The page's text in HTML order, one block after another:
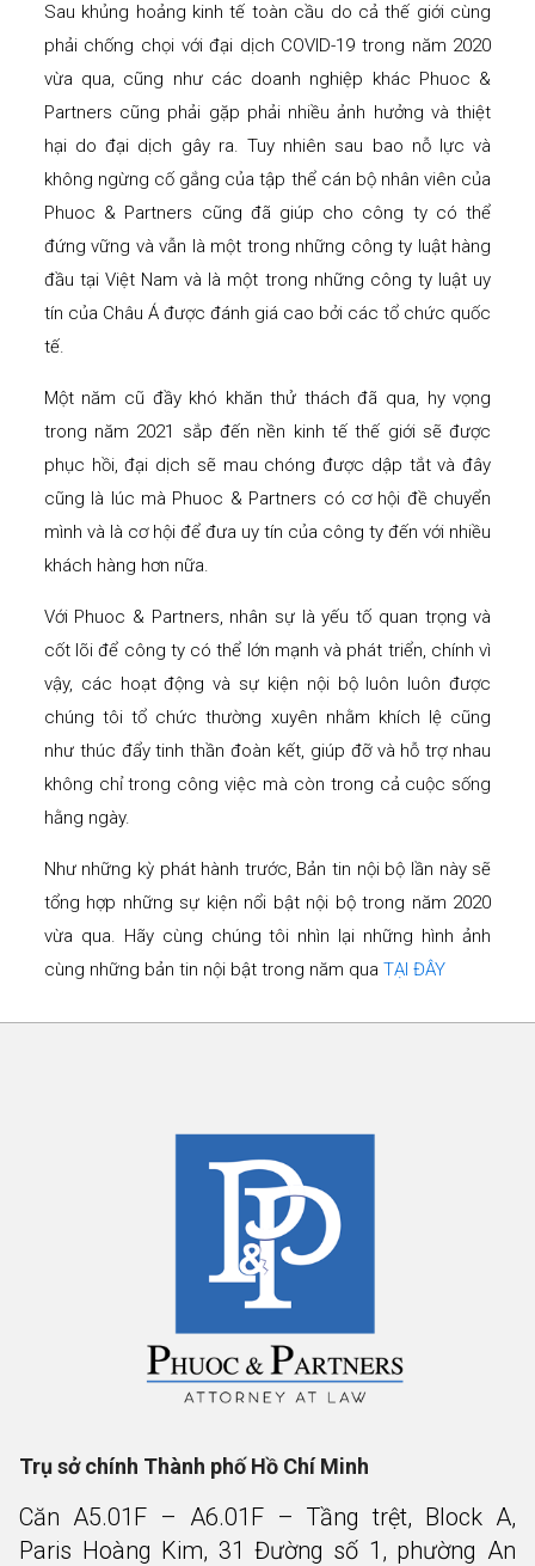
Sau khủng hoảng kinh tế toàn cầu do cả thế giới cùng
phải chống chọi với đại dịch COVID-19 trong năm 2020
vừa qua, cũng như các doanh nghiệp khác Phuoc &
Partners cũng phải gặp phải nhiều ảnh hưởng và thiệt
hại do đại dịch gây ra. Tuy nhiên sau bao nỗ lực và
không ngừng cố gắng của tập thể cán bộ nhân viên của
Phuoc & Partners cũng đã giúp cho công ty có thể
đứng vững và vẫn là một trong những công ty luật hàng
đầu tại Việt Nam và là một trong những công ty luật uy
tín của Châu Á được đánh giá cao bởi các tổ chức quốc
tế.
Một năm cũ đầy khó khăn thử thách đã qua, hy vọng
trong năm 2021 sắp đến nền kinh tế thế giới sẽ được
phục hồi, đại dịch sẽ mau chóng được dập tắt và đây
cũng là lúc mà Phuoc & Partners có cơ hội đề chuyển
mình và là cơ hội để đưa uy tín của công ty đến với nhiều
khách hàng hơn nữa.
Với Phuoc & Partners, nhân sự là yếu tố quan trọng và
cốt lõi để công ty có thể lớn mạnh và phát triển, chính vì
vậy, các hoạt động và sự kiện nội bộ luôn luôn được
chúng tôi tổ chức thường xuyên nhằm khích lệ cũng
như thúc đẩy tinh thần đoàn kết, giúp đỡ và hỗ trợ nhau
không chỉ trong công việc mà còn trong cả cuộc sống
hằng ngày.
Như những kỳ phát hành trước, Bản tin nội bộ lần này sẽ
tổng hợp những sự kiện nổi bật nội bộ trong năm 2020
vừa qua. Hãy cùng chúng tôi nhìn lại những hình ảnh
cùng những bản tin nội bật trong năm qua TẠI ĐÂY
Trụ sở chính Thành phố Hồ Chí Minh
Căn A5.01F – A6.01F – Tầng trệt, Block A,
Paris Hoàng Kim, 31 Đường số 1, phường An